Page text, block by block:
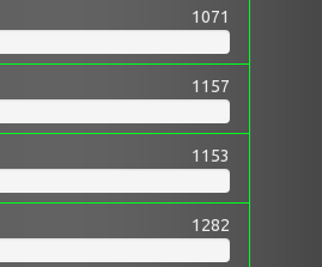
1071
1157
1153
1282